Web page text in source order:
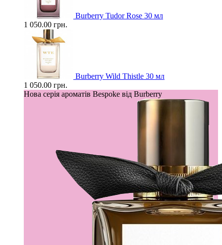
Burberry Tudor Rose 30 мл
1 050.00 грн.
Burberry Wild Thistle 30 мл
1 050.00 грн.
Нова серія ароматів Bespoke від Burberry